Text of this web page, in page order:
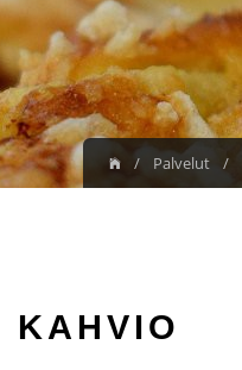
Palvelut
KAHVIO